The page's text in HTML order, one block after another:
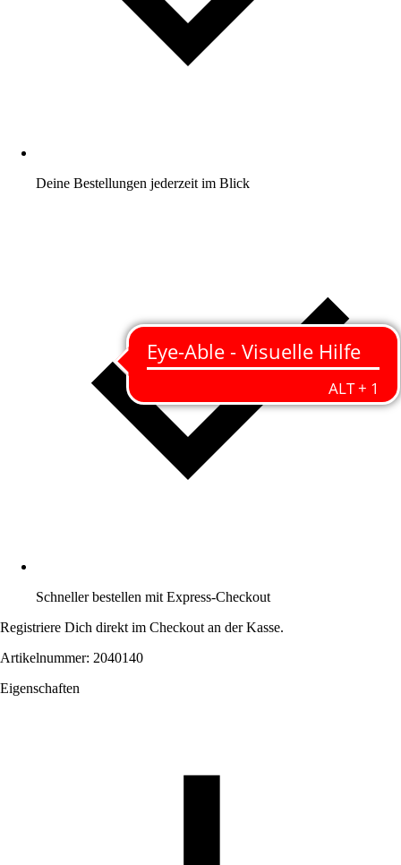
Deine Bestellungen jederzeit im Blick
Schneller bestellen mit Express-Checkout
Registriere Dich direkt im Checkout an der Kasse.
Artikelnummer: 2040140
Eigenschaften